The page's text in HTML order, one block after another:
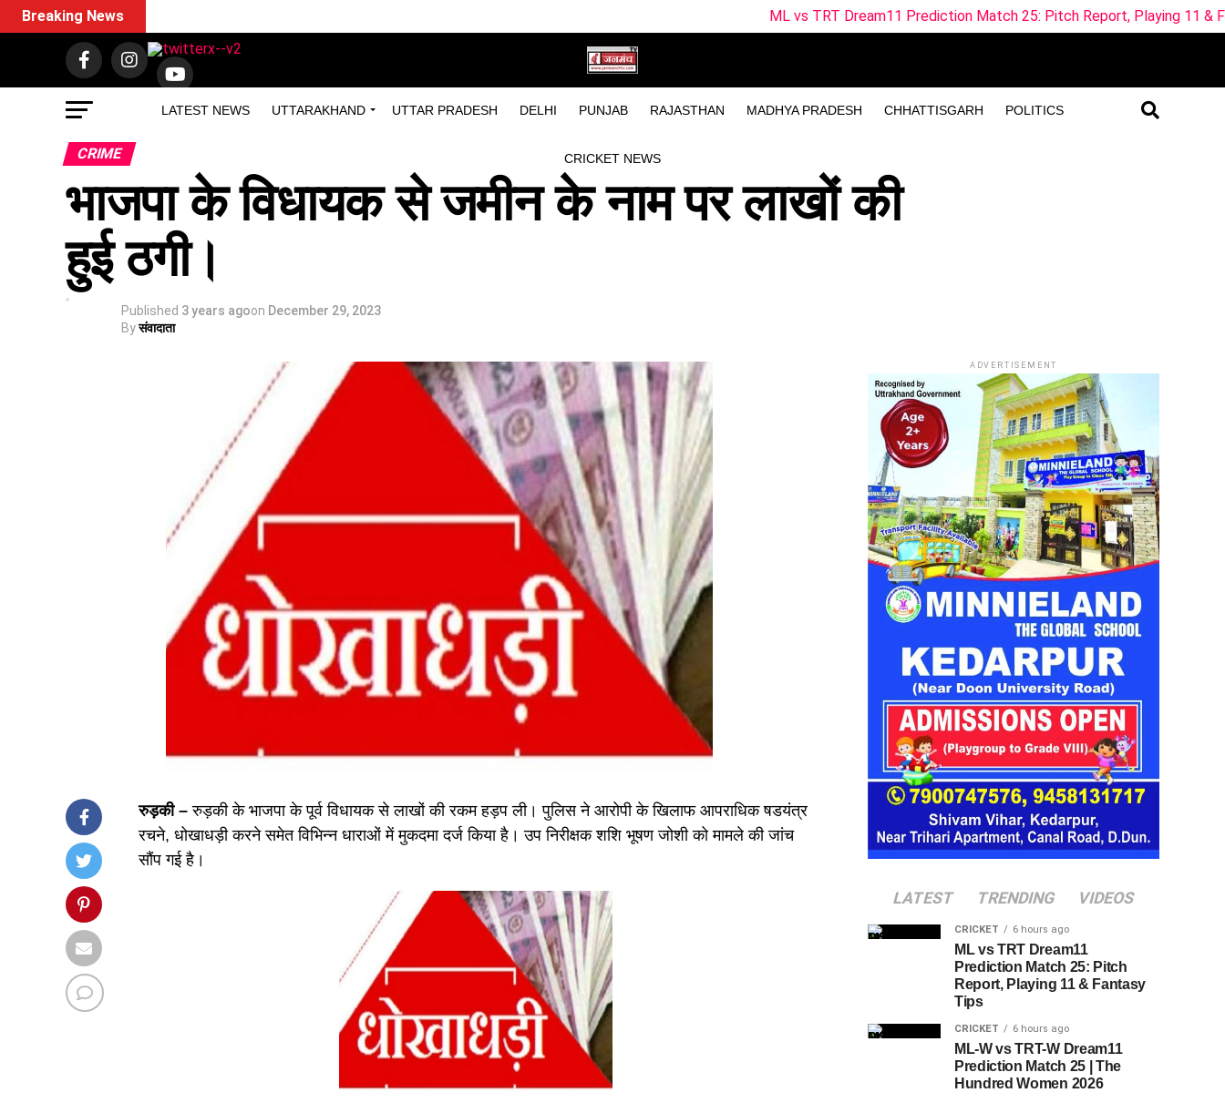
LATEST NEWS UTTARAKHAND UTTAR PRADESH DELHI PUNJAB RAJASTHAN MADHYA PRADESH CHHATTISGARH POLITICS
CRICKET NEWS
Breaking News ML vs TRT Dream11 Prediction Match 25: Pitch Report, Playing 11 & Fantasy Tips
CRIME
भाजपा के विधायक से जमीन के नाम पर लाखों की
हुई ठगी।
Published 3 years agoon December 29, 2023
Byसंवादाता
रुड़की – रुड़की के भाजपा के पूर्व विधायक से लाखों की रकम हड़प ली। पुलिस ने आरोपी के खिलाफ आपराधिक षडयंत्र
रचने, धोखाधड़ी करने समेत विभिन्न धाराओं में मुकदमा दर्ज किया है। उप निरीक्षक शशि भूषण जोशी को मामले की जांच
सौंप गई है।
ADVERTISEMENT
LATEST TRENDING VIDEOS
CRICKET 6 hours ago
ML vs TRT Dream11
Prediction Match 25: Pitch
Report, Playing 11 & Fantasy
Tips
CRICKET 6 hours ago
ML-W vs TRT-W Dream11
Prediction Match 25 | The
Hundred Women 2026